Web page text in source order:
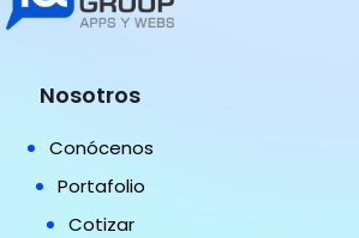
Nosotros
Conócenos
Portafolio
Cotizar